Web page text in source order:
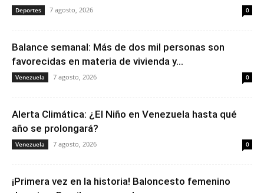
Deportes 7 agosto, 2026 0
Balance semanal: Más de dos mil personas son
favorecidas en materia de vivienda y...
Venezuela 7 agosto, 2026 0
Alerta Climática: ¿El Niño en Venezuela hasta qué
año se prolongará?
Venezuela 7 agosto, 2026 0
¡Primera vez en la historia! Baloncesto femenino